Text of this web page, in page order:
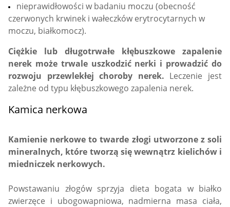
nieprawidłowości w badaniu moczu (obecność
czerwonych krwinek i wałeczków erytrocytarnych w
moczu, białkomocz).
Ciężkie lub długotrwałe kłębuszkowe zapalenie
nerek może trwale uszkodzić nerki i prowadzić do
rozwoju przewlekłej choroby nerek. Leczenie jest
zależne od typu kłębuszkowego zapalenia nerek.
Kamica nerkowa
Kamienie nerkowe to twarde złogi utworzone z soli
mineralnych, które tworzą się wewnątrz kielichów i
miedniczek nerkowych.
Powstawaniu złogów sprzyja dieta bogata w białko
zwierzęce i ubogowapniowa, nadmierna masa ciała,